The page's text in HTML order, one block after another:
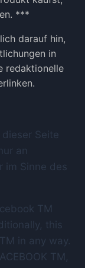
***
darauf hin,
in
redaktionelle
dieser Seite
an
im Sinne des
TM
this
in any way.
TM,